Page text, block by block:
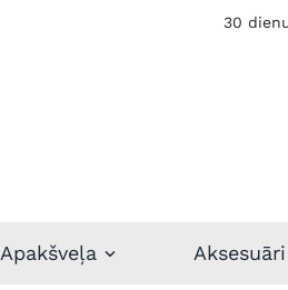
30
Apakšveļa Aksesuāri